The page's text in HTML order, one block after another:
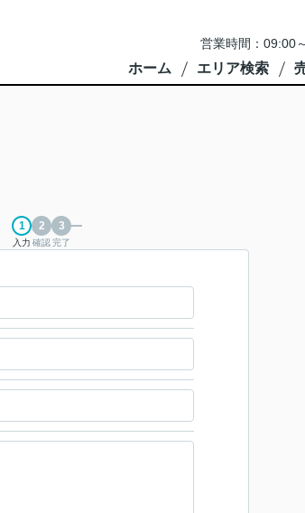
営業時間：09:00
ホーム エリア検索
入力 確認完了